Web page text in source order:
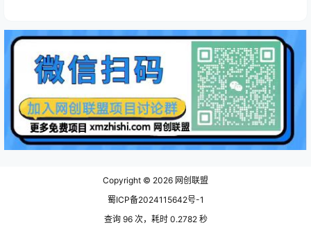
Copyright © 2026 网创联盟
蜀ICP备2024115642号-1
查询 96 次，耗时 0.2782 秒